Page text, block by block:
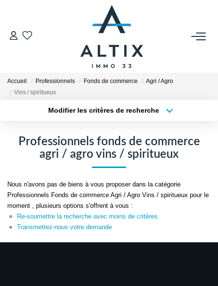
VENDRE
Biens Vendus
GESTION LOCATIVE
Contact
Honoraires
Avis Clients
Biens Loués
Accueil Professionnels Fonds de commerce
Agri / Agro
Vins / spiritueux
Modifier les critères de recherche
Sélectionnez...
Type de bien
Surface min
Créer une alerte
Professionnels fonds de commerce
agri / agro vins / spiritueux
Nous n'avons pas de biens à vous proposer dans la catégorie
Professionnels Fonds de commerce Agri / Agro Vins / spiritueux pour le
moment , plusieurs options s'offrent à vous :
Re-soumettre la recherche avec moins de critères.
Transmettez-nous votre demande